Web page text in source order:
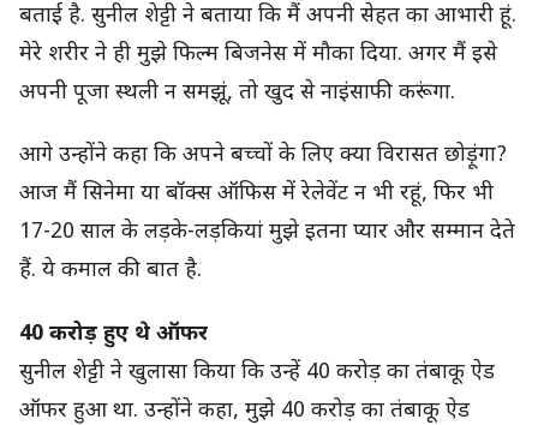
बताई है. सुनील शेट्टी ने बताया कि मैं अपनी सेहत का आभारी हूं.
मेरे शरीर ने ही मुझे फिल्म बिजनेस में मौका दिया. अगर मैं इसे
अपनी पूजा स्थली न समझूं, तो खुद से नाइंसाफी करूंगा.
आगे उन्होंने कहा कि अपने बच्चों के लिए क्या विरासत छोड़ूंगा?
आज मैं सिनेमा या बॉक्स ऑफिस में रेलेवेंट न भी रहूं, फिर भी
17-20 साल के लड़के-लड़कियां मुझे इतना प्यार और सम्मान देते
हैं. ये कमाल की बात है.
40 करोड़ हुए थे ऑफर
सुनील शेट्टी ने खुलासा किया कि उन्हें 40 करोड़ का तंबाकू ऐड
ऑफर हुआ था. उन्होंने कहा, मुझे 40 करोड़ का तंबाकू ऐड